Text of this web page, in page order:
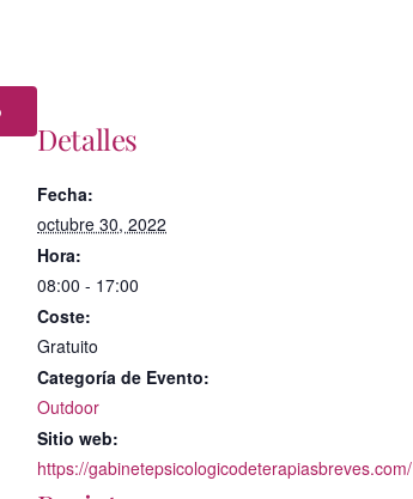
Detalles
Fecha:
octubre 30, 2022
Hora:
08:00 - 17:00
Coste:
Gratuito
Categoría de Evento:
Outdoor
Sitio web:
https://gabinetepsicologicodeterapiasbreves.com/